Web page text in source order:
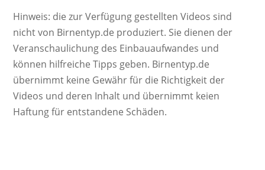
Hinweis: die zur Verfügung gestellten Videos sind
nicht von Birnentyp.de produziert. Sie dienen der
Veranschaulichung des Einbauaufwandes und
können hilfreiche Tipps geben. Birnentyp.de
übernimmt keine Gewähr für die Richtigkeit der
Videos und deren Inhalt und übernimmt keien
Haftung für entstandene Schäden.